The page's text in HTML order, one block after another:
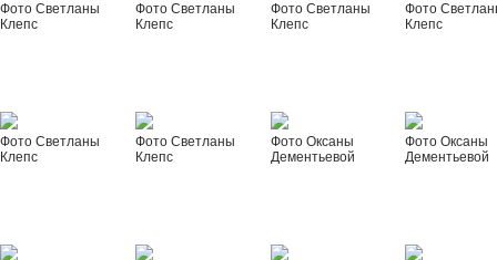
Фото Светланы
Клепс
Фото Светланы
Клепс
Фото Светланы
Клепс
Фото
Клепс
Фото Светланы
Клепс
Фото Светланы
Клепс
Фото Оксаны
Дементьевой
Фото Оксаны
Дементьевой